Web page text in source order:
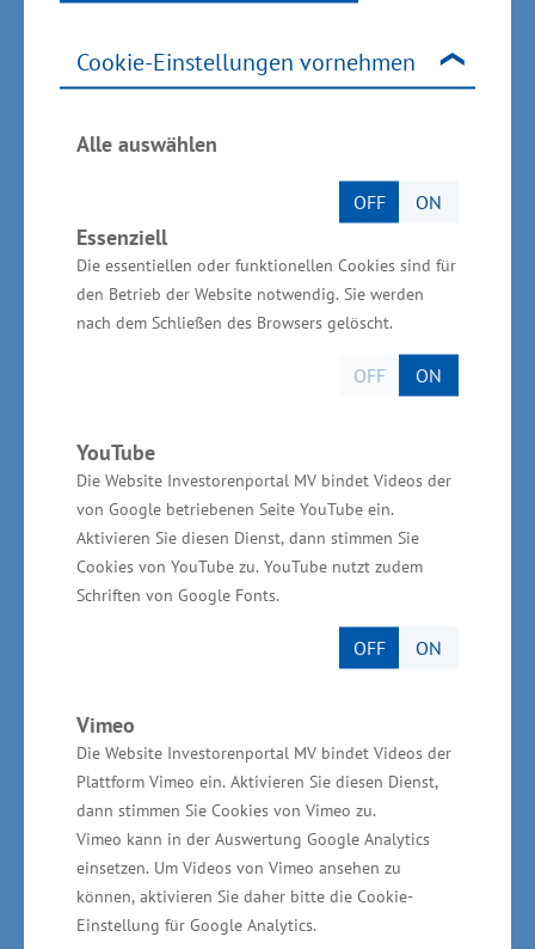
Cookie-Einstellungen vornehmen
Alle auswählen
OFF ON
Essenziell
Die essentiellen oder funktionellen Cookies sind für
den Betrieb der Website notwendig. Sie werden
nach dem Schließen des Browsers gelöscht.
OFF ON
YouTube
Die Website Investorenportal MV bindet Videos der
von Google betriebenen Seite YouTube ein.
Aktivieren Sie diesen Dienst, dann stimmen Sie
Cookies von YouTube zu. YouTube nutzt zudem
Schriften von Google Fonts.
OFF ON
Vimeo
Die Website Investorenportal MV bindet Videos der
Plattform Vimeo ein. Aktivieren Sie diesen Dienst,
dann stimmen Sie Cookies von Vimeo zu.
Vimeo kann in der Auswertung Google Analytics
einsetzen. Um Videos von Vimeo ansehen zu
können, aktivieren Sie daher bitte die Cookie-
Einstellung für Google Analytics.
Wirtschaftsstruktur“ (GRW) in Höhe von knapp
152.000 Euro.
Informationen zur
Gesundheitswirtschaft und zum
Gesundheitstourismus in
Mecklenburg-Vorpommern
„Die Gesundheitswirtschaft insgesamt ist ein
den vergangenen Jahren neu entstanden. Die
Branche hat weiteres Potential“, sagte Glawe. In
dem Wirtschaftszweig arbeiten 136.600
Erwerbstätige. Rund jeder fünfte Arbeitsplatz in
Mecklenburg-Vorpommern besteht damit
innerhalb der Gesundheitswirtschaft. Weitere
Gesundheitswirtschaft in Verbindung. Damit
gibt es einen Gesamteffekt von 239.300
Erwerbstätigen.
Der Anteil an der gesamten regionalen
Bruttowertschöpfung beträgt 14,6 Prozent und
ist seit dem Jahr 2000 kontinuierlich gestiegen.